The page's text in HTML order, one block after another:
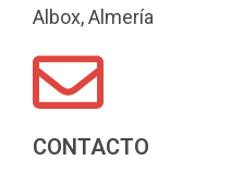
Albox, Almería
CONTACTO